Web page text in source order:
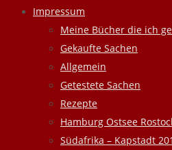
Impressum
Meine Bücher die ich
Gekaufte Sachen
Allgemein
Getestete Sachen
Rezepte
Hamburg Ostsee
Südafrika – Kapstadt